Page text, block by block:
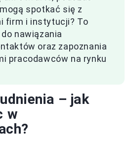
spotkać się z
firm i instytucji? To
nawiązania
oraz zapoznania
pracodawców na rynku
– jak
w